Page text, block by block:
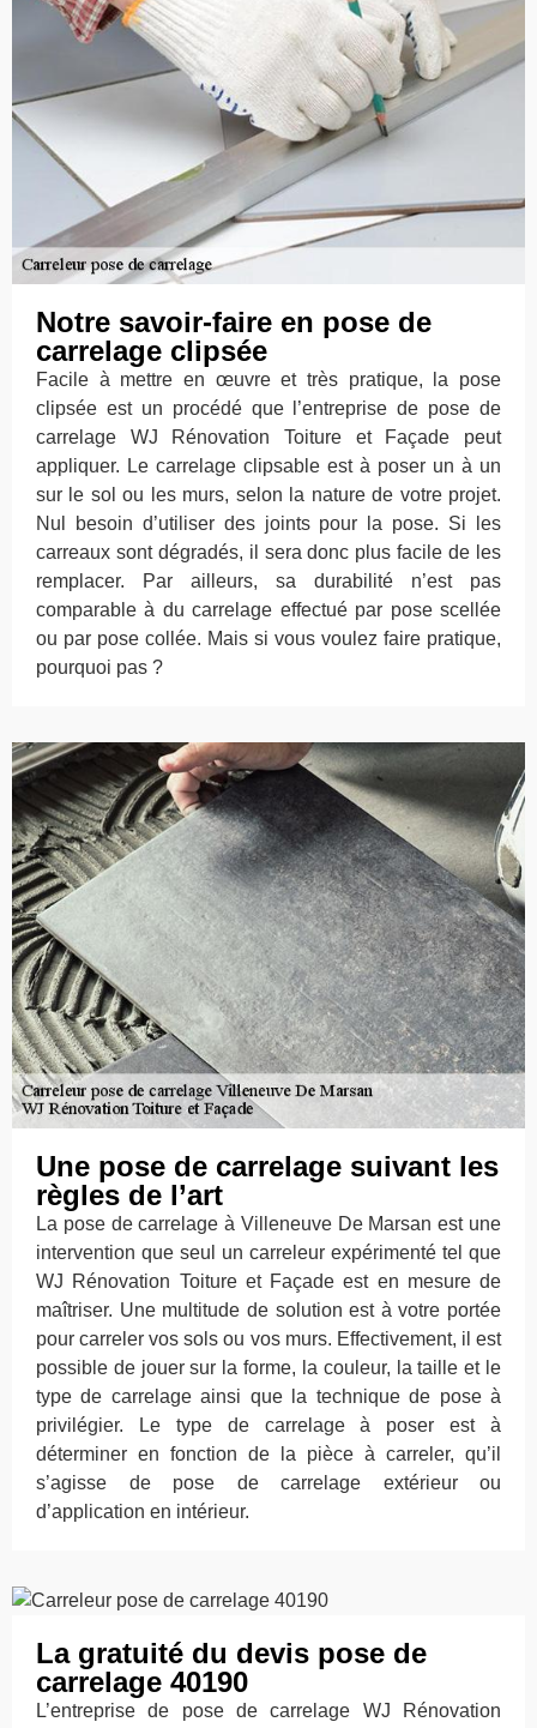
Notre savoir-faire en pose de
carrelage clipsée
Facile à mettre en œuvre et très pratique, la pose
clipsée est un procédé que l’entreprise de pose de
carrelage WJ Rénovation Toiture et Façade peut
appliquer. Le carrelage clipsable est à poser un à un
sur le sol ou les murs, selon la nature de votre projet.
Nul besoin d’utiliser des joints pour la pose. Si les
carreaux sont dégradés, il sera donc plus facile de les
remplacer. Par ailleurs, sa durabilité n’est pas
comparable à du carrelage effectué par pose scellée
ou par pose collée. Mais si vous voulez faire pratique,
pourquoi pas ?
Une pose de carrelage suivant les
règles de l’art
La pose de carrelage à Villeneuve De Marsan est une
intervention que seul un carreleur expérimenté tel que
WJ Rénovation Toiture et Façade est en mesure de
maîtriser. Une multitude de solution est à votre portée
pour carreler vos sols ou vos murs. Effectivement, il est
possible de jouer sur la forme, la couleur, la taille et le
type de carrelage ainsi que la technique de pose à
privilégier. Le type de carrelage à poser est à
déterminer en fonction de la pièce à carreler, qu’il
s’agisse de pose de carrelage extérieur ou
d’application en intérieur.
La gratuité du devis pose de
carrelage 40190
L’entreprise de pose de carrelage WJ Rénovation